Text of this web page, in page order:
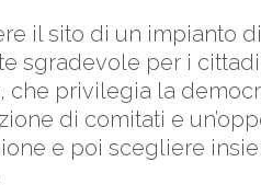
il sito di un impianto
sgradevole per i
privilegia la
di comitati e
e poi scegliere